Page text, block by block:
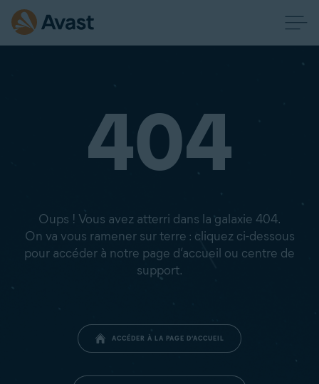
404
Oups ! Vous avez atterri dans la galaxie 404.
On va vous ramener sur terre : cliquez ci-dessous
pour accéder à notre page d’accueil ou centre de
support.
ACCÉDER À LA PAGE D’ACCUEIL